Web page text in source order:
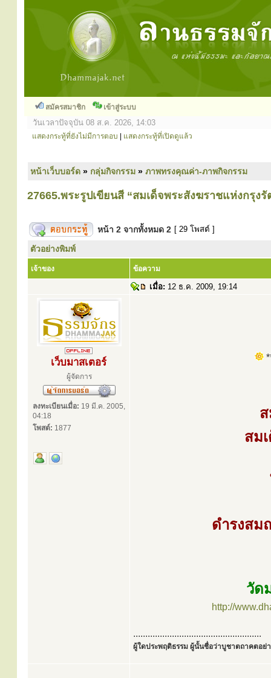
สมัครสมาชิก เข้าสู่ระบบ
วันเวลาปัจจุบัน 08 ส.ค. 2026, 14:03
แสดงกระทู้ที่ยังไม่มีการตอบ แสดงกระทู้ที่เปิดดูแล้ว
หน้าเว็บบอร์ด » กลุ่มกิจกรรม » ภาพทรงคุณค่า-ภาพกิจกรรม
27665.พระรูปเขียนสี “สมเด็จพระสังฆราชแห่งกรุง
หน้า 2 จากทั้งหมด 2 [ 29 โพสต์ ]
ตัวอย่างพิมพ์
เจ้าของ ข้อความ
เมื่อ: 12 ธ.ค. 2009, 19:14
เว็บมาสเตอร์
ผู้จัดการ
ลงทะเบียนเมื่อ: 19 มี.ค. 2005,
04:18
โพสต์: 1877
สม
ดำรงส
วัด
http://
.....................................................
ผู้ใดประพฤติธรรม ผู้นั้นชื่อว่าบูชาตถาคตอย่า